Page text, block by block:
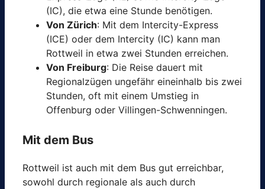
(IC), die etwa eine Stunde benötigen.
Von Zürich: Mit dem Intercity-Express
(ICE) oder dem Intercity (IC) kann man
Rottweil in etwa zwei Stunden erreichen.
Von Freiburg: Die Reise dauert mit
Regionalzügen ungefähr eineinhalb bis zwei
Stunden, oft mit einem Umstieg in
Offenburg oder Villingen-Schwenningen.
Mit dem Bus
Rottweil ist auch mit dem Bus gut erreichbar,
sowohl durch regionale als auch durch